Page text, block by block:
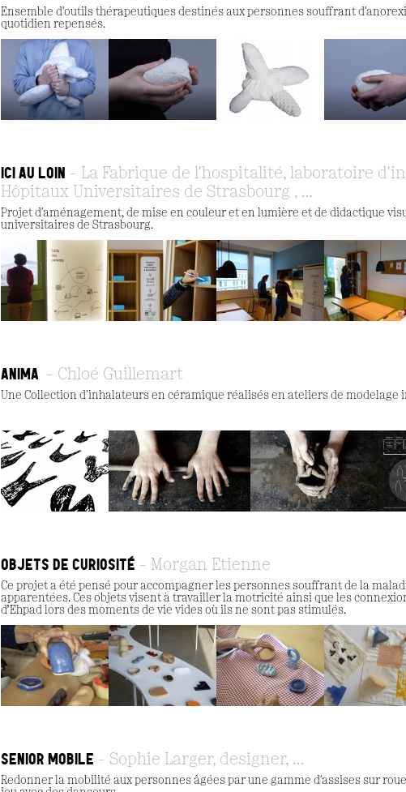
Ensemble d'outils thérapeutiques destinés aux personnes souffrant
quotidien repensés.
ICI AU LOIN
La Fabrique de l'hospitalité, laboratoire
Hôpitaux Universitaires de Strasbourg , …
Projet d'aménagement, de mise en couleur et en lumière et de didactique
universitaires de Strasbourg.
ANIMA Chloé Guillemart
Une Collection d'inhalateurs en céramique réalisés en ateliers de modelage
OBJETS DE CURIOSITÉ Morgan Etienne
Ce projet a été pensé pour accompagner les personnes souffrant de la
apparentées. Ces objets visent à travailler la motricité ainsi que les
d’Ehpad lors des moments de vie vides où ils ne sont pas stimulés.
SENIOR MOBILE Sophie Larger, designer, …
Redonner la mobilité aux personnes âgées par une gamme d'assises sur